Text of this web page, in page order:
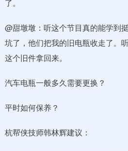
了。
@甜墩墩：听这个节目真的能学到
坑了，他们把我的旧电瓶收走了。
这个旧件拿回来。
汽车电瓶一般多久需要更换？
平时如何保养？
杭帮侠技师韩林辉建议：